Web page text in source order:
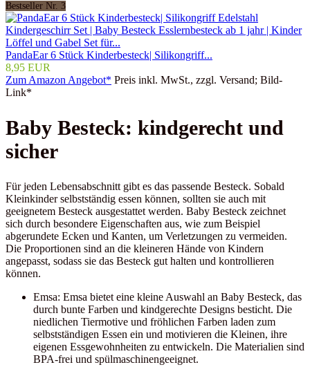
Bestseller Nr. 3
PandaEar 6 Stück Kinderbesteck| Silikongriff...
8,95 EUR
Zum Amazon Angebot* Preis inkl. MwSt., zzgl. Versand; Bild-
Link*
Baby Besteck: kindgerecht und
sicher
Für jeden Lebensabschnitt gibt es das passende Besteck. Sobald
Kleinkinder selbstständig essen können, sollten sie auch mit
geeignetem Besteck ausgestattet werden. Baby Besteck zeichnet
sich durch besondere Eigenschaften aus, wie zum Beispiel
abgerundete Ecken und Kanten, um Verletzungen zu vermeiden.
Die Proportionen sind an die kleineren Hände von Kindern
angepasst, sodass sie das Besteck gut halten und kontrollieren
können.
Emsa: Emsa bietet eine kleine Auswahl an Baby Besteck, das
durch bunte Farben und kindgerechte Designs besticht. Die
niedlichen Tiermotive und fröhlichen Farben laden zum
selbstständigen Essen ein und motivieren die Kleinen, ihre
eigenen Essgewohnheiten zu entwickeln. Die Materialien sind
BPA-frei und spülmaschinengeeignet.